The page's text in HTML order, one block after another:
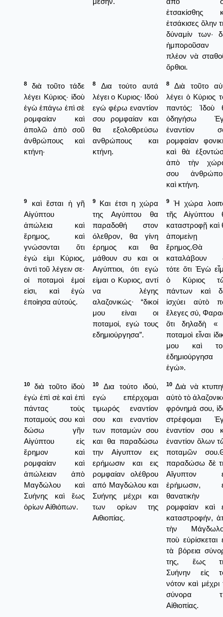
ἐτσακίσθης
ἐτσάκισες ὅλην
δύναμίν των·
ἠμποροῦσαν
πλέον νὰ
ὄρθιοι.
8
διὰ τοῦτο τάδε
λέγει Κύριος· ἰδοὺ
ἐγὼ ἐπάγω ἐπὶ σὲ
ρομφαίαν καὶ
ἀπολῶ ἀπὸ σοῦ
ἀνθρώπους καὶ
κτήνη·
8
Δια τούτο αυτά
λέγει ο Κυριος· Ιδού
εγώ φέρω εναντίον
σου ρομφαίαν και
θα εξολοθρεύσω
ανθρώπους και
κτήνη.
8
Διὰ τοῦτο
λέγει ὁ Κύριος
παντός: Ἰδοὺ
ὁδηγήσω
ἐναντίον
ρομφαίαν
καὶ θὰ
ἀπὸ τὴν
σου
καὶ κτήνη.
9
καὶ ἔσται ἡ γῆ
Αἰγύπτου
ἀπώλεια καὶ
ἔρημος, καὶ
γνώσονται ὅτι
ἐγώ εἰμι Κύριος,
ἀντὶ τοῦ λέγειν σε·
οἱ ποταμοὶ ἐμοί
εἰσι, καὶ ἐγὼ
ἐποίησα αὐτούς.
9
Και έτσι η χώρα
της Αιγύπτου θα
παραδοθή στον
όλεθρον, θα γίνη
έρημος και θα
μάθουν συ και οι
Αιγύπτιοι, ότι εγώ
είμαι ο Κυριος, αντί
να λέγης
αλαζονικώς· “δικοί
μου είναι οι
ποταμοί, εγώ τους
εδημιούργησα”.
9
Ἡ χώρα
τῆς Αἰγύπτου
καταστροφῇ καὶ
ἀπομείνῃ
ἔρημος.Θὰ
καταλάβουν
τότε ὅτι Ἐγὼ
ὁ Κύριος
πάντων καὶ
ἰσχύει αὐτὸ
ἔλεγες σύ,
ὅτι δηλαδὴ «
ποταμοὶ εἶναι
μου καὶ
ἐδημιούργησα
ἐγώ».
10
διὰ τοῦτο ἰδοὺ
ἐγὼ ἐπὶ σὲ καὶ ἐπὶ
πάντας τοὺς
ποταμούς σου καὶ
δώσω γῆν
Αἰγύπτου εἰς
ἔρημον καὶ
ρομφαίαν καὶ
ἀπώλειαν ἀπὸ
Μαγδώλου καὶ
Συήνης καὶ ἕως
ὁρίων Αἰθιόπων.
10
Δια τούτο ιδού,
εγώ επέρχομαι
τιμωρός εναντίον
σου και εναντίον
των ποταμών σου
και θα παραδώσω
την Αίγυπτον εις
ερήμωσιν και εις
ρομφαίαν ολέθρου
από Μαγδώλου και
Συήνης μέχρι και
των ορίων της
Αιθιοπίας.
10 Διὰ νὰ
αὐτὸ τὸ
φρόνημά σου,
στρέφομαι
ἐναντίον σου
ἐναντίον ὅλων
ποταμῶν
παραδώσω δὲ
Αἴγυπτον
ἐρήμωσιν,
θανατικὴν
ρομφαίαν καὶ
καταστροφήν,
τὴν
ποὺ εὑρίσκεται
τὰ βόρεια
της, ἕως
Συήνην εἰς
νότον καὶ μέχρι
σύνορα
Αἰθιοπίας.